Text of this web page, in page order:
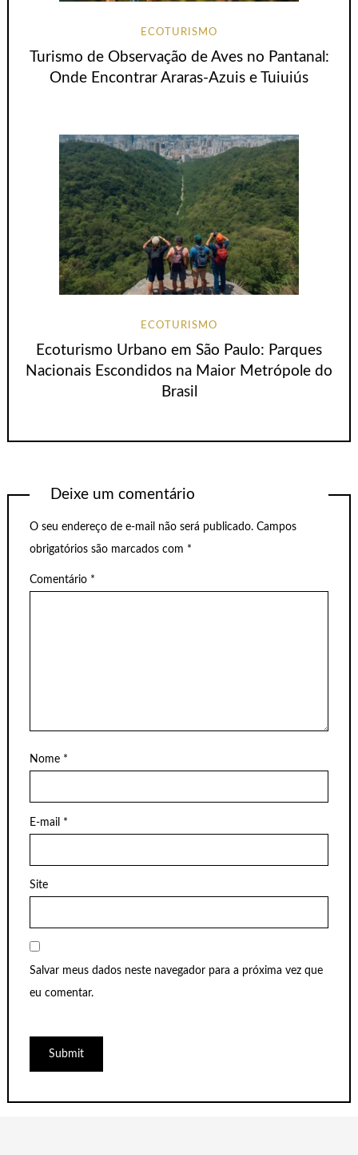
ECOTURISMO
Turismo de Observação de Aves no Pantanal:
Onde Encontrar Araras-Azuis e Tuiuiús
ECOTURISMO
Ecoturismo Urbano em São Paulo: Parques
Nacionais Escondidos na Maior Metrópole do
Brasil
Deixe um comentário
O seu endereço de e-mail não será publicado. Campos
obrigatórios são marcados com *
Comentário *
Nome *
E-mail *
Site
Salvar meus dados neste navegador para a próxima vez que
eu comentar.